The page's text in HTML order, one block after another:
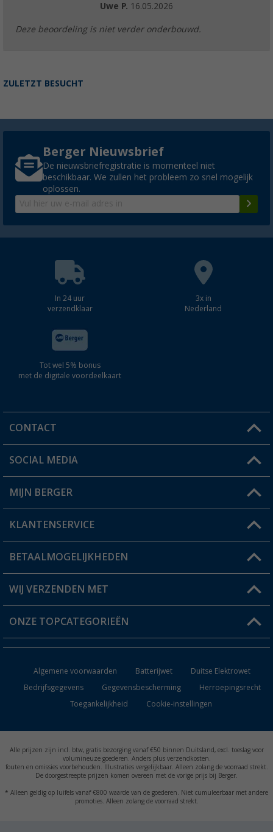
Uwe P. 16.05.2026
Deze beoordeling is niet verder onderbouwd.
ZULETZT BESUCHT
Berger Nieuwsbrief
De nieuwsbriefregistratie is momenteel niet
beschikbaar. We zullen het probleem zo snel mogelijk
oplossen.
In 24 uur
verzendklaar
3x in
Nederland
Tot wel 5% bonus
met de digitale voordeelkaart
CONTACT
Een vraag?
Winkel vinden
SOCIAL MEDIA
MIJN BERGER
Mijn account
Status bestelling
Verlanglijstje
KLANTENSERVICE
FAQ & Contact
Verzendinformatie
Catalogus
BETAALMOGELIJKHEDEN
WIJ VERZENDEN MET
ONZE TOPCATEGORIEËN
Campingmeubilair
Campingtoiletten
Inbouwkachels
Algemene voorwaarden Batterijwet
Duitse Elektrowet
Bedrijfsgegevens
Gegevensbescherming
Herroepingsrecht
Toegankelijkheid
Cookie-instellingen
Alle prijzen zijn incl. btw, gratis bezorging vanaf €50 binnen Duitsland, excl. toeslag voor
volumineuze goederen. Anders plus verzendkosten.
fouten en omissies voorbehouden. Illustraties vergelijkbaar. Alleen zolang de voorraad strekt.
De doorgestreepte prijzen komen overeen met de vorige prijs bij Berger.
* Alleen geldig op luifels vanaf €800 waarde van de goederen. Niet cumuleerbaar met andere
promoties. Alleen zolang de voorraad strekt.